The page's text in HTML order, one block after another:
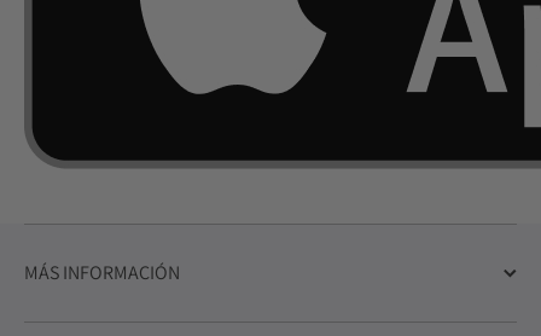
MÁS INFORMACIÓN